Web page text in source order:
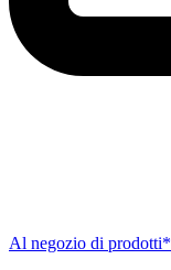
Al negozio di prodotti*